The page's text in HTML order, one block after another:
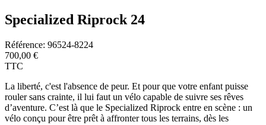
Specialized Riprock 24
Référence: 96524-8224
700,00 €
TTC
La liberté, c'est l'absence de peur. Et pour que votre enfant puisse
rouler sans crainte, il lui faut un vélo capable de suivre ses rêves
d’aventure. C’est là que le Specialized Riprock entre en scène : un
vélo conçu pour être prêt à affronter tous les terrains, dès les